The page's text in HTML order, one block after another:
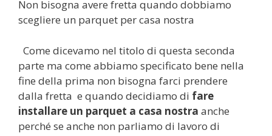
Non bisogna avere fretta quando dobbiamo
scegliere un parquet per casa nostra
Come dicevamo nel titolo di questa seconda
parte ma come abbiamo specificato bene nella
fine della prima non bisogna farci prendere
dalla fretta e quando decidiamo di fare
installare un parquet a casa nostra anche
perché se anche non parliamo di lavoro di